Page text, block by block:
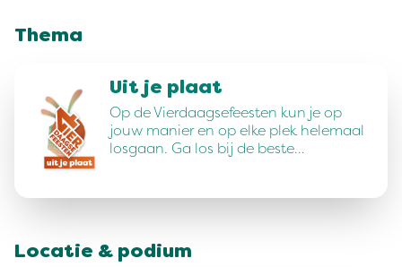
Thema
Uit je plaat
Op de Vierdaagsefeesten kun je op
jouw manier en op elke plek helemaal
losgaan. Ga los bij de beste…
Locatie & podium